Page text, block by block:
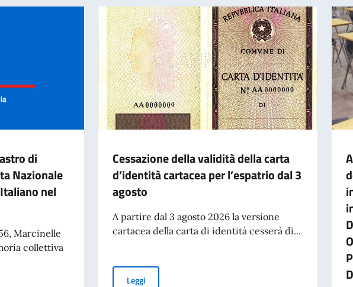
di
Nazionale
nel
Marcinelle
collettiva
Cessazione della validità della carta
d’identità cartacea per l’espatrio dal 3
agosto
A partire dal 3 agosto 2026 la versione
cartacea della carta di identità cesserà di...
LeggiCessazione della validità della carta d’identità cartacea